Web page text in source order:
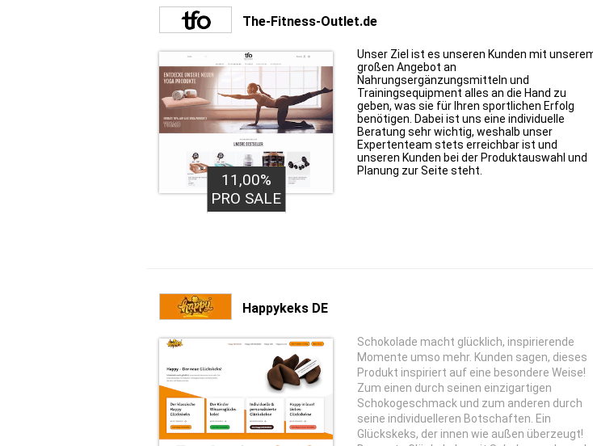
The-Fitness-Outlet.de
11,00%
PRO SALE
Unser Ziel ist es unseren Kunden mit
großen Angebot an
Nahrungsergänzungsmitteln und
Trainingsequipment alles an die Hand zu
geben, was sie für Ihren sportlichen Erfolg
benötigen. Dabei ist uns eine individuelle
Beratung sehr wichtig, weshalb unser
Expertenteam stets erreichbar ist und
unseren Kunden bei der Produktauswahl und
Planung zur Seite steht.
Happykeks DE
Schokolade macht glücklich, inspirierende
Momente umso mehr. Kunden sagen, dieses
Produkt inspiriert auf eine besondere Weise!
Zum einen durch seinen einzigartigen
Schokogeschmack und zum anderen durch
seine individuelleren Botschaften. Ein
Glückskeks, der innen wie außen überzeugt!